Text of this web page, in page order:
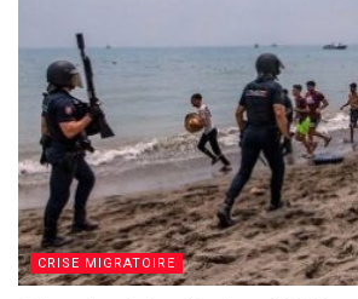
CRISE MIGRATOIRE